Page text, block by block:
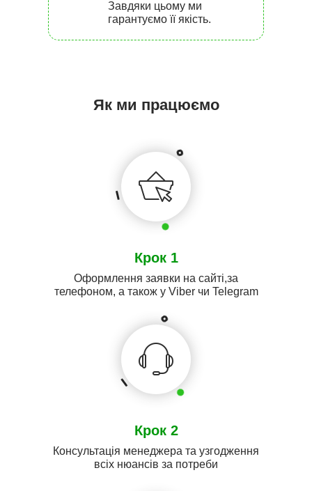
Завдяки цьому ми
гарантуємо її якість.
Як ми працюємо
Крок 1
Оформлення заявки на сайті,за
телефоном, а також у Viber чи Telegram
Крок 2
Консультація менеджера та узгодження
всіх нюансів за потреби